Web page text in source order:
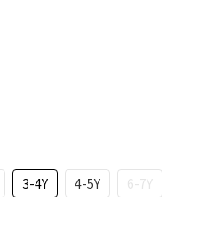
3-4Y 4-5Y
6-7Y